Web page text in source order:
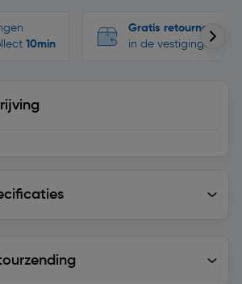
10min
Gratis retourneren
in de vestigingen